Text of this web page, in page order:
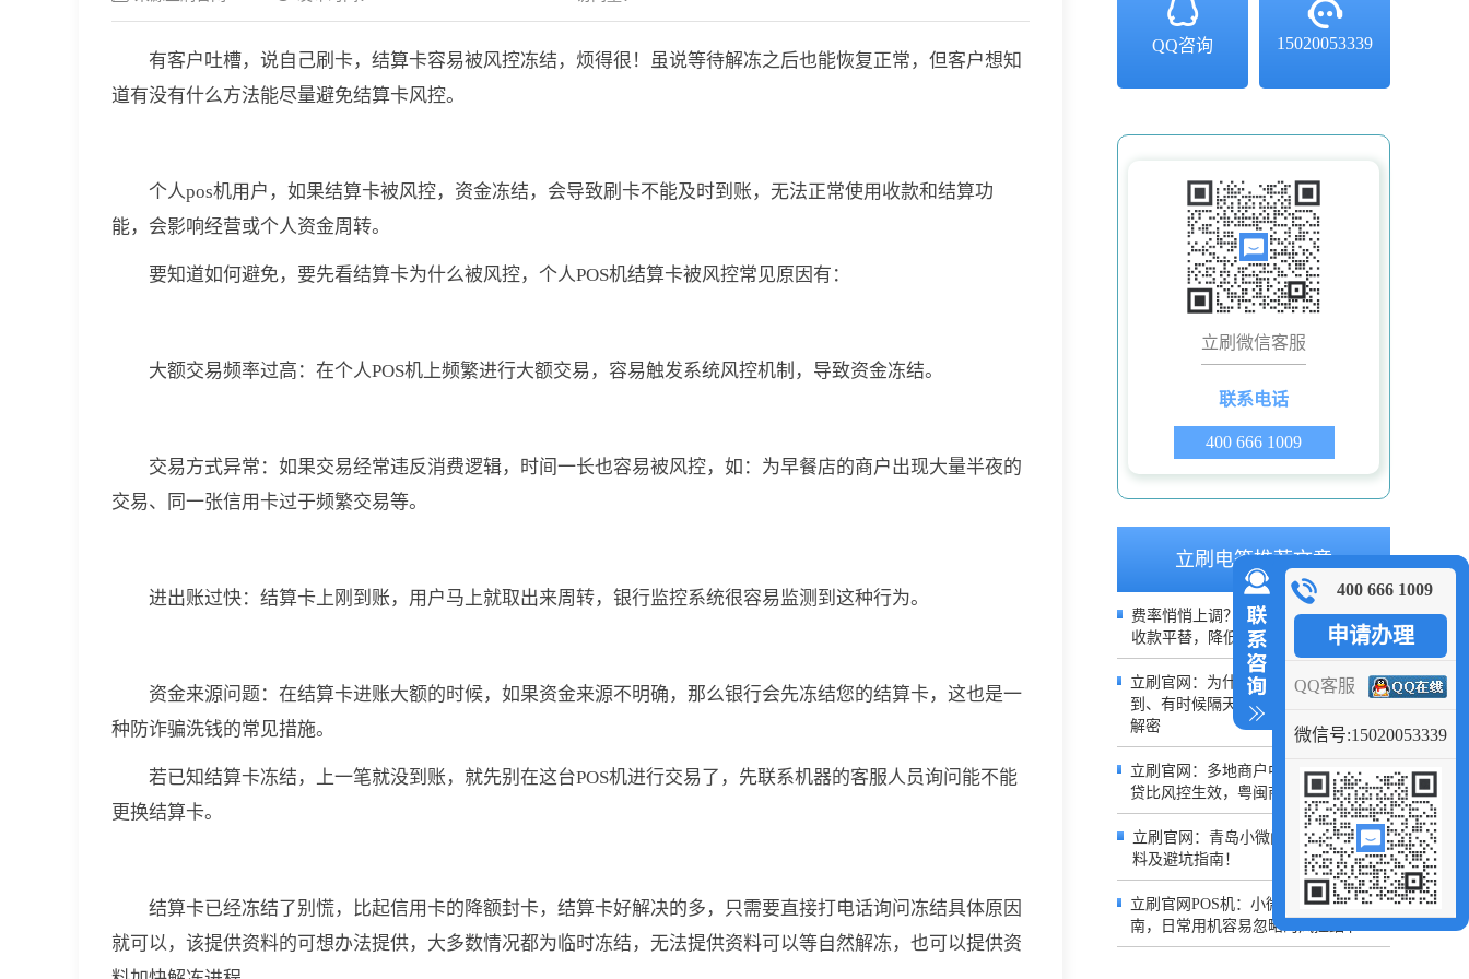
有客户吐槽，说自己刷卡，结算卡容易被风控冻结，烦得很！虽说等待解冻之后也能恢复正常，但客户想知
道有没有什么方法能尽量避免结算卡风控。
个人pos机用户，如果结算卡被风控，资金冻结，会导致刷卡不能及时到账，无法正常使用收款和结算功
能，会影响经营或个人资金周转。
要知道如何避免，要先看结算卡为什么被风控，个人POS机结算卡被风控常见原因有：
大额交易频率过高：在个人POS机上频繁进行大额交易，容易触发系统风控机制，导致资金冻结。
交易方式异常：如果交易经常违反消费逻辑，时间一长也容易被风控，如：为早餐店的商户出现大量半夜的
交易、同一张信用卡过于频繁交易等。
进出账过快：结算卡上刚到账，用户马上就取出来周转，银行监控系统很容易监测到这种行为。
资金来源问题：在结算卡进账大额的时候，如果资金来源不明确，那么银行会先冻结您的结算卡，这也是一
种防诈骗洗钱的常见措施。
若已知结算卡冻结，上一笔就没到账，就先别在这台POS机进行交易了，先联系机器的客服人员询问能不能
更换结算卡。
结算卡已经冻结了别慌，比起信用卡的降额封卡，结算卡好解决的多，只需要直接打电话询问冻结具体原因
就可以，该提供资料的可想办法提供，大多数情况都为临时冻结，无法提供资料可以等自然解冻，也可以提供资
QQ咨询 15020053339
立刷微信客服
联系电话
400 666 1009
立刷电签推荐文章
费率悄悄上调？不用继续吃亏，0.38%
收款平替，降低日常经营成本
立刷官网：为什么你的POS有时候秒
到、有时候隔天到？2026到账规则深度
解密
立刷官网：多地商户中招！银盛POS借
贷比风控生效，粤闽商户交易受限
立刷官网：青岛小微门店办理POS机材
料及避坑指南！
立刷官网POS机：小微商户收单避坑指
南，日常用机容易忽略的风控细节
400 666 1009
申请办理
QQ客服
微信号:15020053339